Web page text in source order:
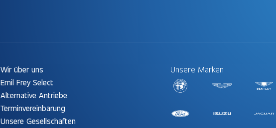
Wir über uns
Emil Frey Select
Alternative Antriebe
Terminvereinbarung
Unsere Gesellschaften
Unsere Marken